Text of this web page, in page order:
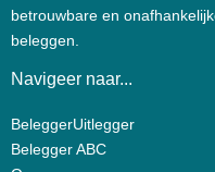
betrouwbare en
beleggen.
Navigeer naar...
BeleggerUitlegger
Belegger ABC